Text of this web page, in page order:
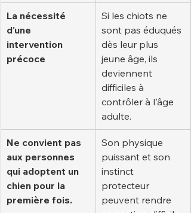
La nécessité
d'une
intervention
précoce
Si les chiots ne
sont pas éduqués
dès leur plus
jeune âge, ils
deviennent
difficiles à
contrôler à l'âge
adulte.
Ne convient pas
aux personnes
qui adoptent un
chien pour la
première fois.
Son physique
puissant et son
instinct
protecteur
peuvent rendre